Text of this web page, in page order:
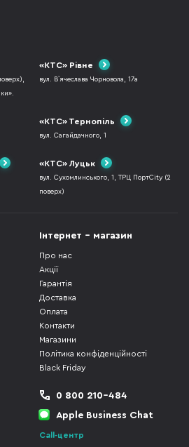
«КТС» Рівне
вул. В`ячеслава Чорновола, 17а
«КТС» Тернопіль
вул. Сагайдачного, 1
«КТС» Луцьк
вул. Сухомлинського, 1, ТРЦ ПортCity (2
поверх)
Інтернет - магазин
Про нас
Акції
Гарантія
Доставка
Оплата
Контакти
Магазини
Політика конфіденційності
Black Friday
0 800 210-484
Apple Business Chat
Call-центр